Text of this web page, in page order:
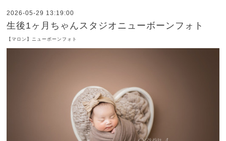
2026-05-29 13:19:00
生後1ヶ月ちゃんスタジオニューボーンフォト
【マロン】ニューボーンフォト